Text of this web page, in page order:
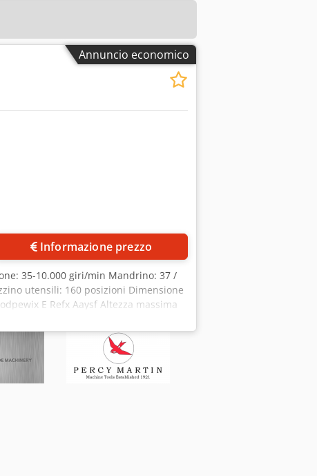
Annuncio economico
Informazione prezzo
35-10.000 giri/min Mandrino: 37 /
utensili: 160 posizioni Dimensione
E Refx Aaysf Altezza massima
collegati con sistema FMS
con alta pressione
attrezzature di serraggio....